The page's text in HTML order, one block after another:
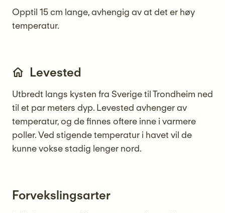
Opptil 15 cm lange, avhengig av at det er høy
temperatur.
Levested
Utbredt langs kysten fra Sverige til Trondheim ned
til et par meters dyp. Levested avhenger av
temperatur, og de finnes oftere inne i varmere
poller. Ved stigende temperatur i havet vil de
kunne vokse stadig lenger nord.
Forvekslingsarter